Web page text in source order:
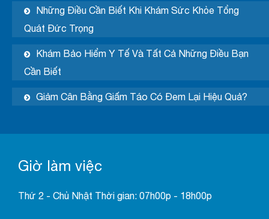
Những Điều Cần Biết Khi Khám Sức Khỏe Tổng
Quát Đức Trọng
Khám Bảo Hiểm Y Tế Và Tất Cả Những Điều Bạn
Cần Biết
Giảm Cân Bằng Giấm Táo Có Đem Lại Hiệu Quả?
Giờ làm việc
Thứ 2 - Chủ Nhật Thời gian: 07h00p - 18h00p